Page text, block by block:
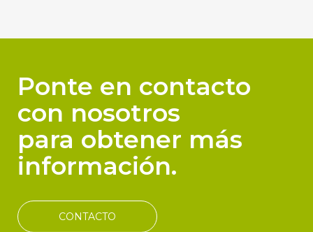
Ponte en contacto
con nosotros
para obtener más
información.
CONTACTO